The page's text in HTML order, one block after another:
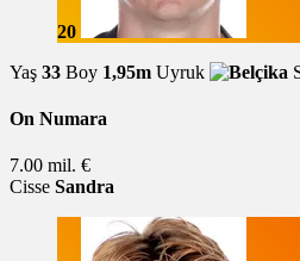
20
Yaş 33 Boy 1,95m Uyruk
On Numara
7.00 mil. €
Cisse Sandra